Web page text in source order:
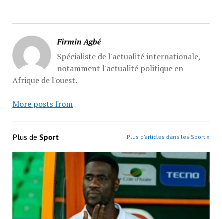
Firmin Agbé
Spécialiste de l'actualité internationale,
notamment l'actualité politique en
Afrique de l'ouest.
More posts from
Plus de Sport Plus d’articles dans les Sport »